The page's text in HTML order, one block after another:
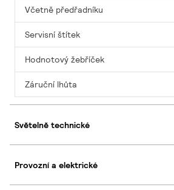
Včetně předřadníku
Servisní štítek
Hodnotový žebříček
Záruční lhůta
Světelně technické
Provozní a elektrické